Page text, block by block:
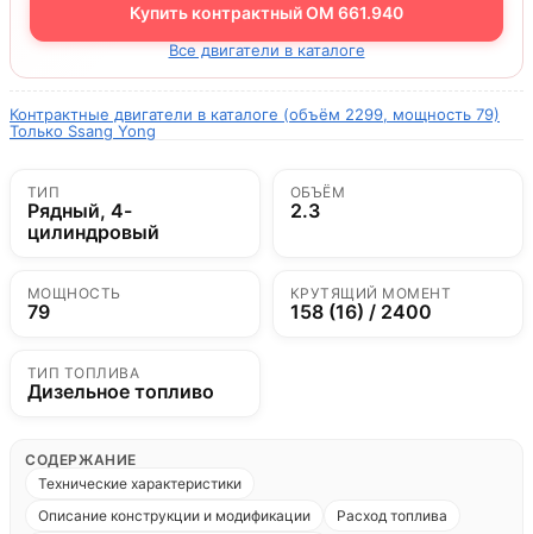
Купить контрактный OM 661.940
Все двигатели в каталоге
Контрактные двигатели в каталоге (объём 2299, мощность 79)
Только Ssang Yong
ТИП
Рядный, 4-
цилиндровый
ОБЪЁМ
2.3
МОЩНОСТЬ
79
КРУТЯЩИЙ МОМЕНТ
158 (16) / 2400
ТИП ТОПЛИВА
Дизельное топливо
СОДЕРЖАНИЕ
Технические характеристики
Описание конструкции и модификации
Расход топлива